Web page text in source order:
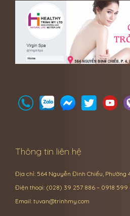
Thông tin liên hệ
Địa chỉ: 564 Nguyễn Đình Chiểu, Phường
Điện thoại: (028) 39 257 886 – 0918 599
Email: tuvan@trinhmy.com